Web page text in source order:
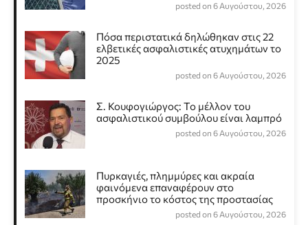
posted on 6 Αυγούστου, 2026
Πόσα περιστατικά δηλώθηκαν στις 22
ελβετικές ασφαλιστικές ατυχημάτων το
2025
posted on 6 Αυγούστου, 2026
Σ. Κουφογιώργος: To μέλλον του
ασφαλιστικού συμβούλου είναι λαμπρό
posted on 6 Αυγούστου, 2026
Πυρκαγιές, πλημμύρες και ακραία
φαινόμενα επαναφέρουν στο
προσκήνιο το κόστος της προστασίας
posted on 6 Αυγούστου, 2026